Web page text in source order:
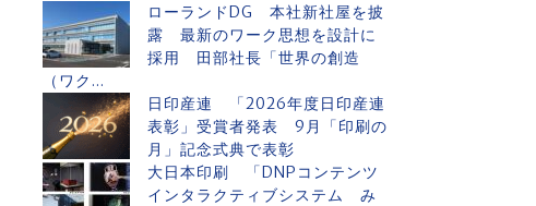
ローランドDG 本社新社屋を披
露 最新のワーク思想を設計に
採用 田部社長「世界の創造
（ワク...
日印産連 「2026年度日印産連
表彰」受賞者発表 9月「印刷の
月」記念式典で表彰
大日本印刷 「DNPコンテンツ
インタラクティブシステム み